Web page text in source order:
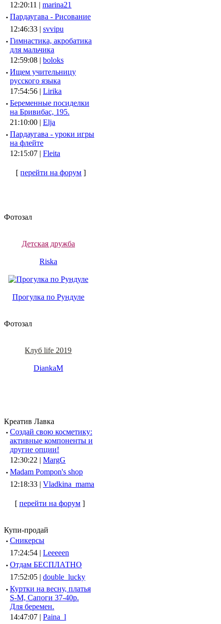
12:20:11 | marina21
· Пардаугава - Рисование
12:46:33 | svvipu
· Гимнастика, акробатика
для мальчика
12:59:08 | boloks
· Ищем учительницу
русского языка
17:54:56 | Lirika
· Беременные посиделки
на Бривибас, 195.
21:10:00 | Elja
· Пардаугава - уроки игры
на флейте
12:15:07 | Fleita
[перейти на форум ]
Фотозал
Детская дружба
Riska
Прогулка по Рундуле
Фотозал
Клуб life 2019
DiankaM
Креатив Лавка
· Создай свою косметику:
активные компоненты и
другие опции!
12:30:22 | MargG
· Madam Pompon's shop
12:18:33 | Vladkina_mama
[ перейти на форум ]
Купи-продай
· Сникерсы
17:24:54 | Leeeeen
· Отдам БЕСПЛАТНО
17:52:05 | double_lucky
· Куртки на весну, платья
S-M, Сапоги 37-40р.
Для беремен.
14:47:07 | Paina_l